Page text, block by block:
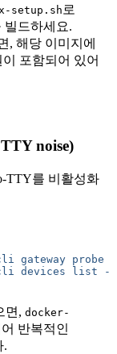
setup.sh 로
빌드하세요.
, 해당 이미지에
이 포함되어 있어
noise)
TTY를 비활성화
gateway probe
devices list --
면, docker-
반복적인
.